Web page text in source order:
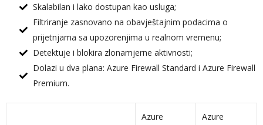
Skalabilan i lako dostupan kao usluga;
Filtriranje zasnovano na obavještajnim podacima o
prijetnjama sa upozorenjima u realnom vremenu;
Detektuje i blokira zlonamjerne aktivnosti;
Dolazi u dva plana: Azure Firewall Standard i Azure Firewall
Premium.
Azure
Azure